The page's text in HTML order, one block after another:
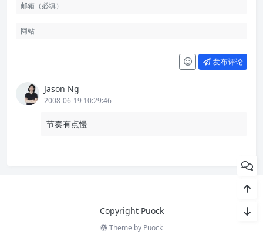
发布评论
Jason Ng
2008-06-19 10:29:46
节奏有点慢
Copyright Puock
Theme by Puock